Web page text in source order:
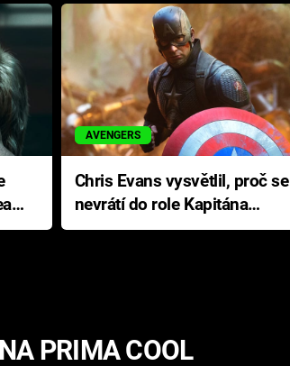
AVENGERS
Chris Evans vysvětlil, proč se
nevrátí do role Kapitána
Ameriky
PRIMA COOL